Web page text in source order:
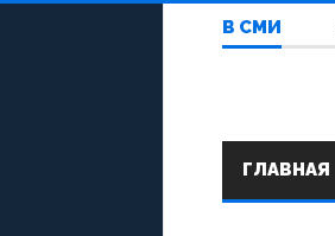
В СМИ
ГЛАВНАЯ